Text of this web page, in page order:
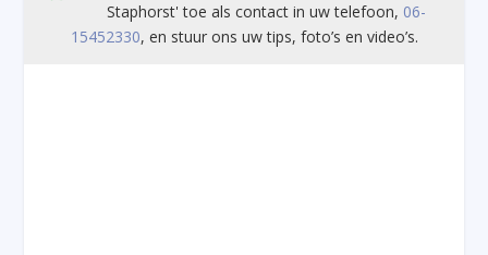
Staphorst' toe als contact in uw telefoon, 06-
15452330, en stuur ons uw tips, foto’s en video’s.